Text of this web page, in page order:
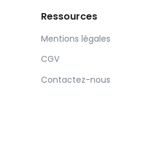
Ressources
Mentions légales
CGV
Contactez-nous